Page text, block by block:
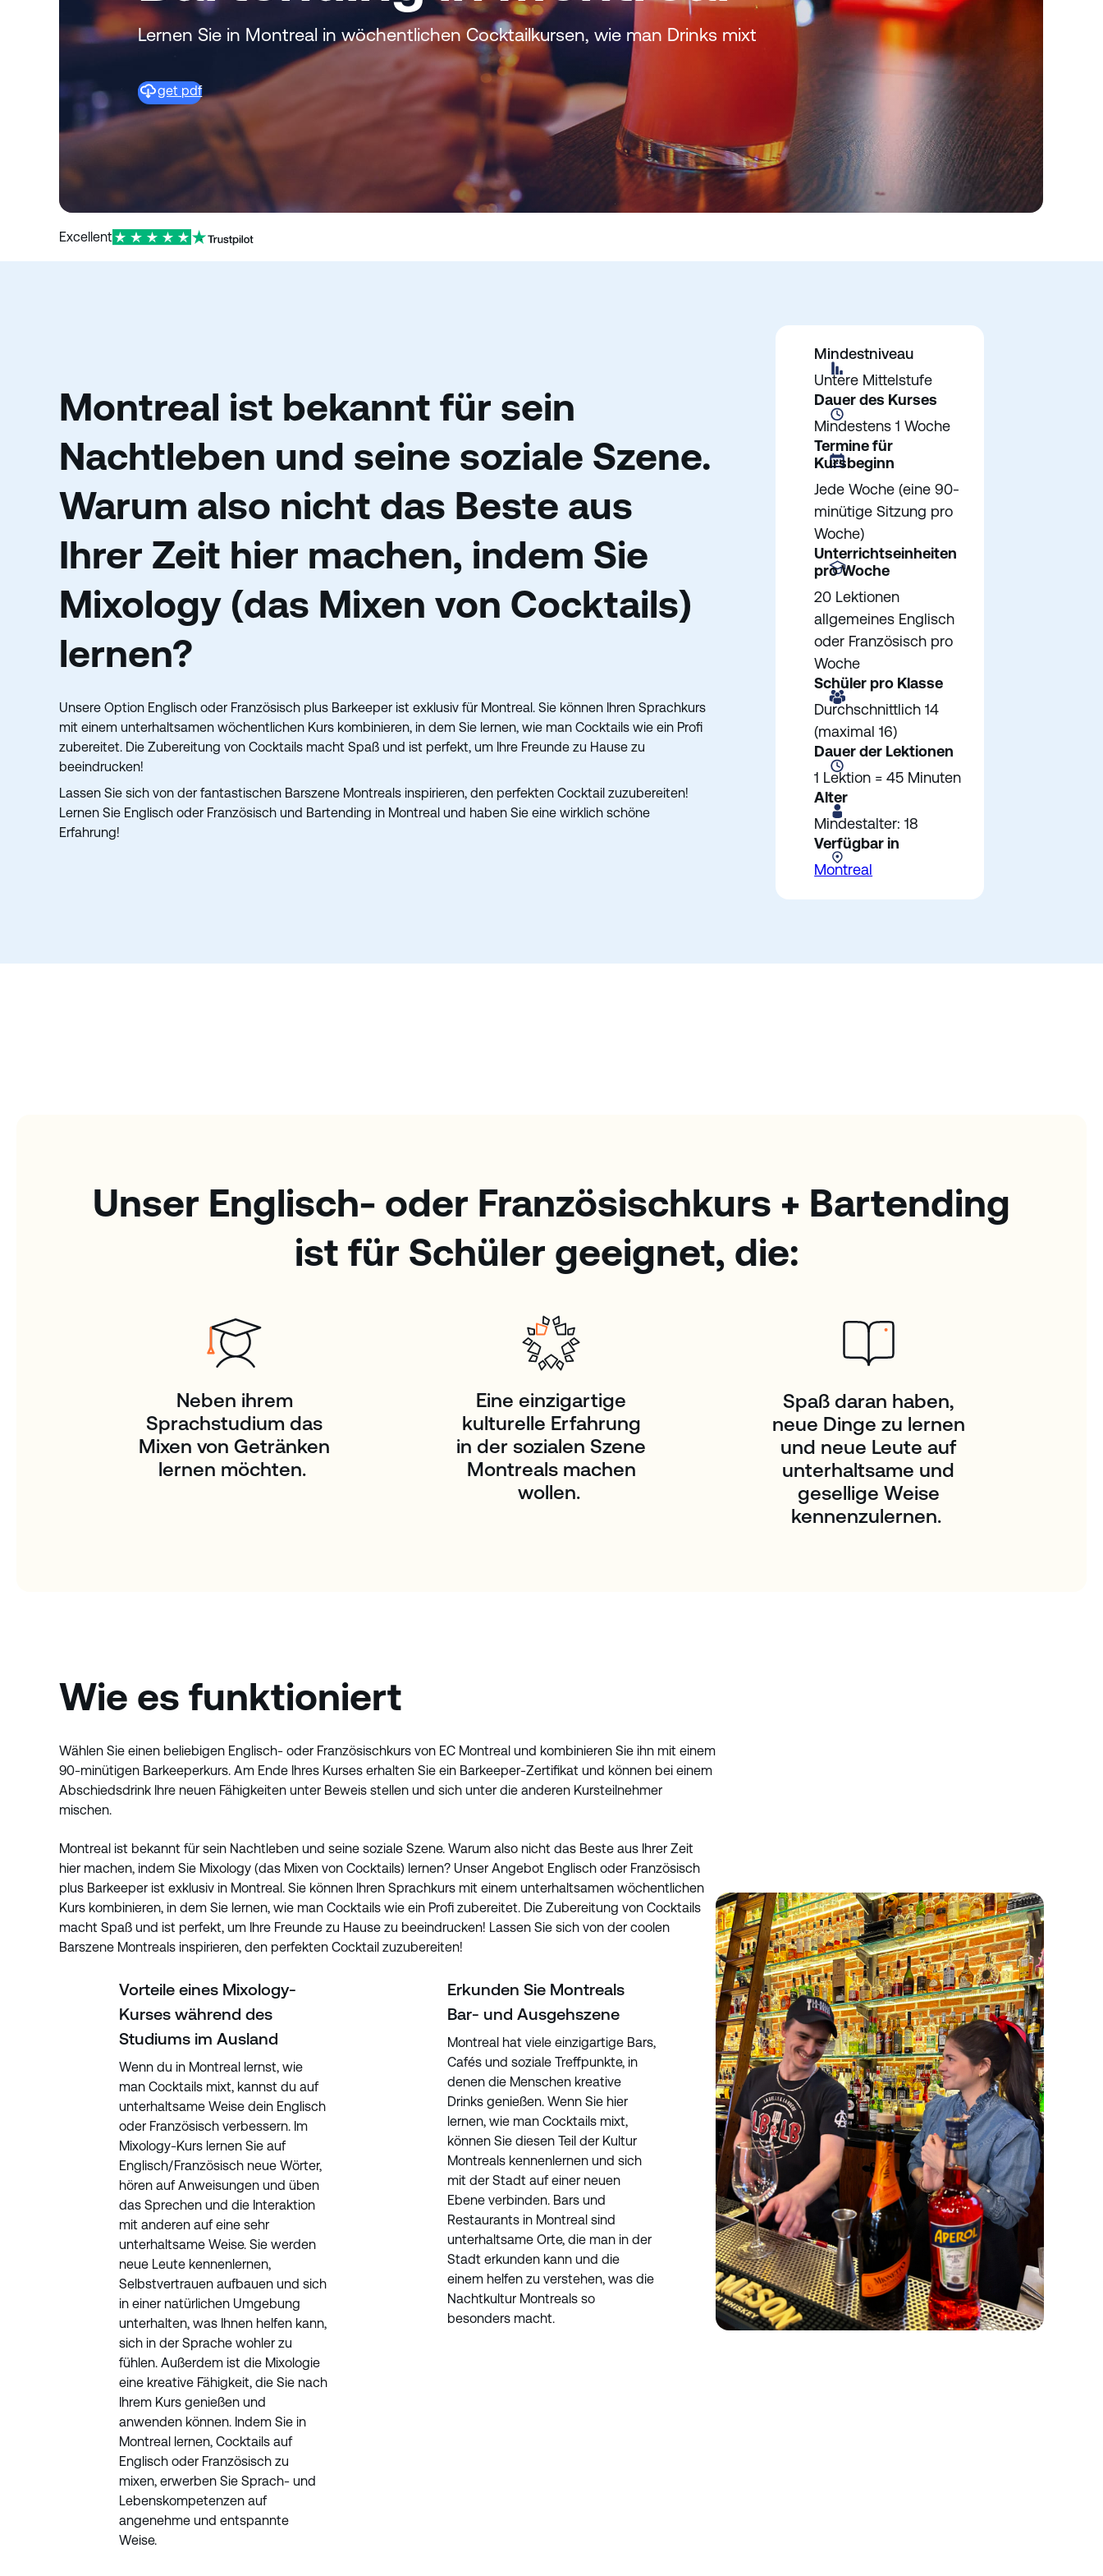
Lernen Sie in Montreal in wöchentlichen Cocktailkursen, wie man Drinks mixt
get pdf
Excellent
Montreal ist bekannt für sein
Nachtleben und seine soziale Szene.
Warum also nicht das Beste aus
Ihrer Zeit hier machen, indem Sie
Mixology (das Mixen von Cocktails)
lernen?
Unsere Option Englisch oder Französisch plus Barkeeper ist exklusiv für Montreal. Sie können Ihren Sprachkurs
mit einem unterhaltsamen wöchentlichen Kurs kombinieren, in dem Sie lernen, wie man Cocktails wie ein Profi
zubereitet. Die Zubereitung von Cocktails macht Spaß und ist perfekt, um Ihre Freunde zu Hause zu
beeindrucken!
Lassen Sie sich von der fantastischen Barszene Montreals inspirieren, den perfekten Cocktail zuzubereiten!
Lernen Sie Englisch oder Französisch und Bartending in Montreal und haben Sie eine wirklich schöne
Erfahrung!
Mindestniveau
Untere Mittelstufe
Dauer des Kurses
Mindestens 1 Woche
Termine für
Kursbeginn
Jede Woche (eine 90-
minütige Sitzung pro
Woche)
Unterrichtseinheiten
pro Woche
20 Lektionen
allgemeines Englisch
oder Französisch pro
Woche
Schüler pro Klasse
Durchschnittlich 14
(maximal 16)
Dauer der Lektionen
1 Lektion = 45 Minuten
Alter
Mindestalter: 18
Verfügbar in
Montreal
Unser Englisch- oder Französischkurs + Bartending
ist für Schüler geeignet, die:
Neben ihrem
Sprachstudium das
Mixen von Getränken
lernen möchten.
Eine einzigartige
kulturelle Erfahrung
in der sozialen Szene
Montreals machen
wollen.
Spaß daran haben,
neue Dinge zu lernen
und neue Leute auf
unterhaltsame und
gesellige Weise
kennenzulernen.
Wie es funktioniert
Wählen Sie einen beliebigen Englisch- oder Französischkurs von EC Montreal und kombinieren Sie ihn mit einem
90-minütigen Barkeeperkurs. Am Ende Ihres Kurses erhalten Sie ein Barkeeper-Zertifikat und können bei einem
Abschiedsdrink Ihre neuen Fähigkeiten unter Beweis stellen und sich unter die anderen Kursteilnehmer
mischen.
Montreal ist bekannt für sein Nachtleben und seine soziale Szene. Warum also nicht das Beste aus Ihrer Zeit
hier machen, indem Sie Mixology (das Mixen von Cocktails) lernen? Unser Angebot Englisch oder Französisch
plus Barkeeper ist exklusiv in Montreal. Sie können Ihren Sprachkurs mit einem unterhaltsamen wöchentlichen
Kurs kombinieren, in dem Sie lernen, wie man Cocktails wie ein Profi zubereitet. Die Zubereitung von Cocktails
macht Spaß und ist perfekt, um Ihre Freunde zu Hause zu beeindrucken! Lassen Sie sich von der coolen
Barszene Montreals inspirieren, den perfekten Cocktail zuzubereiten!
Vorteile eines Mixology-
Kurses während des
Studiums im Ausland
Wenn du in Montreal lernst, wie
man Cocktails mixt, kannst du auf
unterhaltsame Weise dein Englisch
oder Französisch verbessern. Im
Mixology-Kurs lernen Sie auf
Englisch/Französisch neue Wörter,
hören auf Anweisungen und üben
das Sprechen und die Interaktion
mit anderen auf eine sehr
unterhaltsame Weise. Sie werden
neue Leute kennenlernen,
Selbstvertrauen aufbauen und sich
in einer natürlichen Umgebung
unterhalten, was Ihnen helfen kann,
sich in der Sprache wohler zu
fühlen. Außerdem ist die Mixologie
eine kreative Fähigkeit, die Sie nach
Ihrem Kurs genießen und
anwenden können. Indem Sie in
Montreal lernen, Cocktails auf
Englisch oder Französisch zu
mixen, erwerben Sie Sprach- und
Lebenskompetenzen auf
angenehme und entspannte
Weise.
Erkunden Sie Montreals
Bar- und Ausgehszene
Montreal hat viele einzigartige Bars,
Cafés und soziale Treffpunkte, in
denen die Menschen kreative
Drinks genießen. Wenn Sie hier
lernen, wie man Cocktails mixt,
können Sie diesen Teil der Kultur
Montreals kennenlernen und sich
mit der Stadt auf einer neuen
Ebene verbinden. Bars und
Restaurants in Montreal sind
unterhaltsame Orte, die man in der
Stadt erkunden kann und die
einem helfen zu verstehen, was die
Nachtkultur Montreals so
besonders macht.